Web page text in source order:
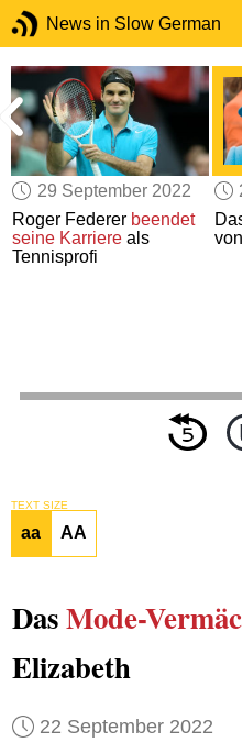
News in Slow German
29 September 2022
Roger Federer beendet
seine Karriere als
Tennisprofi
TEXT SIZE
aa AA
DasMode-
Elizabeth
22 September 2022